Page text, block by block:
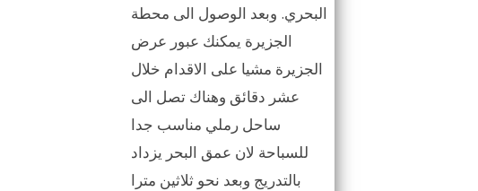
البحري. وبعد الوصول الى محطة
الجزيرة يمكنك عبور عرض
الجزيرة مشيا على الاقدام خلال
عشر دقائق وهناك تصل الى
ساحل رملي مناسب جدا
للسباحة لان عمق البحر يزداد
بالتدريج وبعد نحو ثلاثين مترا